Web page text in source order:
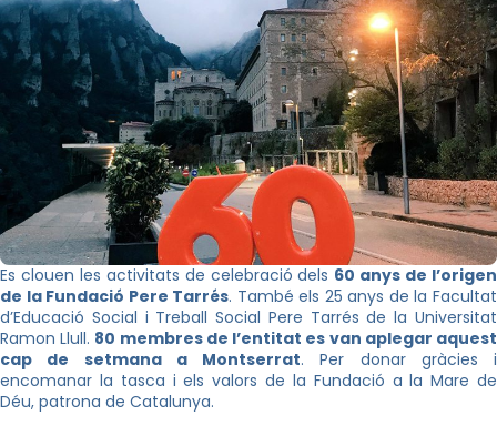
Es clouen les activitats de celebració dels 60 anys de l’origen
de la Fundació Pere Tarrés. També els 25 anys de la Facultat
d’Educació Social i Treball Social Pere Tarrés de la Universitat
Ramon Llull. 80 membres de l’entitat es van aplegar aquest
cap de setmana a Montserrat. Per donar gràcies i
encomanar la tasca i els valors de la Fundació a la Mare de
Déu, patrona de Catalunya.